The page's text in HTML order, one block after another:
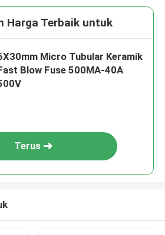
Harga Terbaik untuk
Micro Tubular Keramik
Blow Fuse 500MA-40A
Terus